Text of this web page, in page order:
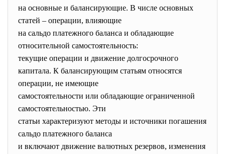
на основные и балансирующие. В числе основных
статей – операции, влияющие
на сальдо платежного баланса и обладающие
относительной самостоятельность:
текущие операции и движение долгосрочного
капитала. К балансирующим статьям относятся
операции, не имеющие
самостоятельности или обладающие ограниченной
самостоятельностью. Эти
статьи характеризуют методы и источники погашения
сальдо платежного баланса
и включают движение валютных резервов, изменения